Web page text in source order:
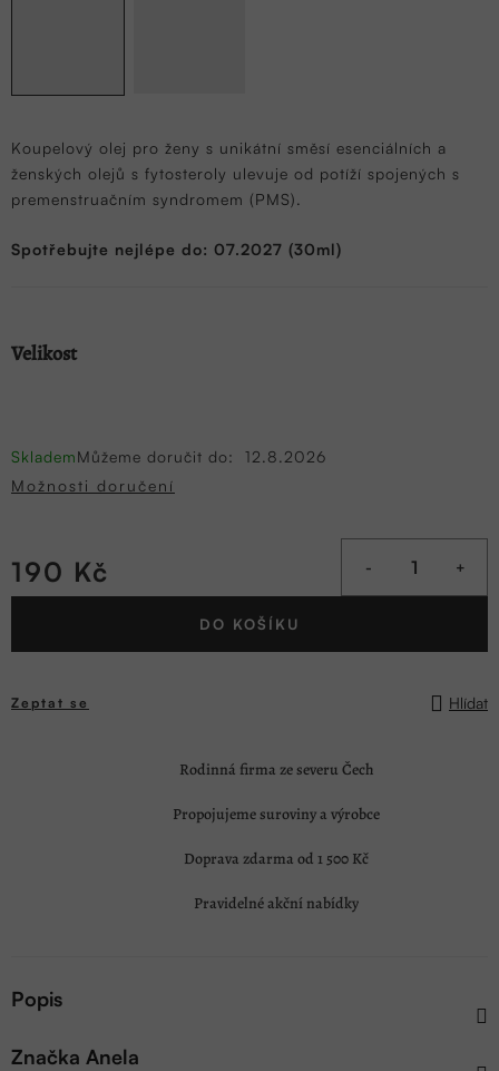
Koupelový olej pro ženy s unikátní směsí esenciálních a
ženských olejů s fytosteroly ulevuje od potíží spojených s
premenstruačním syndromem (PMS).
Spotřebujte nejlépe do: 07.2027 (30ml)
Velikost
SklademMůžeme doručit do:
12.8.2026
Možnosti doručení
190 Kč
Měrná
DO KOŠÍKU
Zeptat se Hlídat
Rodinná firma ze severu Čech
Propojujeme suroviny a výrobce
Doprava zdarma od 1 500 Kč
Pravidelné akční nabídky
Popis
Značka Anela